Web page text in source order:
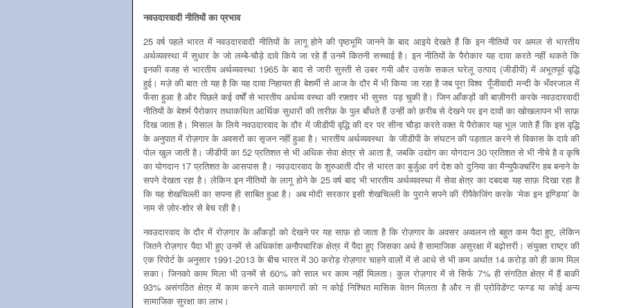
नवउदारवादी नीतियों का प्रभाव
25 वर्ष पहले भारत में नवउदारवादी नीतियों के लागू होने की पृष्ठभूमि जानने के बाद आइये देखते हैं कि इन नीतियों पर अमल से भारतीय
अर्थव्यवस्था में सुधार के जो लम्बेे-चौड़े दावे किये जा रहे हैं उनमें कितनी सच्चाई है। इन नीतियों के पैरोकार यह दावा करते नहीं थकते कि
इनकी वजह से भारतीय अर्थव्यवस्था 1965 के बाद से जारी सुस्ती से उबर गयी और उसके सकल घरेलू उत्पाद (जीडीपी) में अभूतपूर्व वृद्धि
हुई। मज़े की बात तो यह है कि यह दावा निहायत ही बेशर्मी से आज के दौर में भी किया जा रहा है जब पूरा विश्व पूँजीवादी मन्दी के भँवरजाल में
फँसा हुआ है और पिछले कई वर्षों से भारतीय अर्थव्य वस्था की रफ़्तार भी सुस्त पड़ चुकी है। जिन आँकड़ों की बाज़ीगरी करके नवउदारवादी
नीतियों के बेशर्म पैरोकार तथाकथित आर्थिक सुधारों की तारीफ़ के पुल बाँधते हैं उन्हीं को क़रीब से देखने पर इन दावों का खोखलापन भी साफ़
दिख जाता है। मिसाल के लिये नवउदारवाद के दौर में जीडीपी वृद्धि की दर पर सीना चौड़ा करते वक्त ये पैरोकार यह भूल जाते हैं कि इस वृद्धि
के अनुपात में रोज़गार के अवसरों का सृजन नहीं हुआ है। भारतीय अर्थव्यवस्था के जीडीपी के संघटन की पड़ताल करने से विकास के दावे की
पोल खुल जाती है। जीडीपी का 52 प्रतिशत से भी अधिक सेवा क्षेत्र से आता है, जबकि उद्योग का योगदान 30 प्रतिशत से भी नीचे है व कृषि
का योगदान 17 प्रतिशत के आसपास है। नवउदारवाद के शुरुआती दौर से भारत का बुर्जुआ वर्ग देश को दुनिया का मैन्युफैक्चरिंग हब बनाने के
सपने देखता रहा है। लेकिन इन नीतियों के लागू होने के 25 वर्ष बाद भी भारतीय अर्थव्यवस्था में सेवा क्षेत्र का दबदबा यह साफ़ दिखा रहा है
कि यह शेखचिल्ली का सपना ही साबित हुआ है। अब मोदी सरकार इसी शेखचिल्ली के पुराने सपने की रीपैकेजिंग करके ‘मेक इन इण्डिया’ के
नाम से ज़ोर-शोर से बेच रही है।
नवउदारवाद के दौर में रोज़गार के आँकड़ों को देखने पर यह साफ़ हो जाता है कि रोज़गार के अवसर अव्वलन तो बहुत कम पैदा हुए, लेकिन
जितने रोज़गार पैदा भी हुए उनमें से अधिकांश अनौपचारिक क्षेत्र में पैदा हुए जिसका अर्थ है साम‍ाजिक असुरक्षा में बढ़ोत्तरी। संयुक्त राष्ट्र की
एक रिपोर्ट के अनुसार 1991-2013 के बीच भारत में 30 करोड़ रोज़गार चाहने वालों में से आधे से भी कम अर्थात 14 करोड़ को ही काम मिल
सका। जिनको काम मिला भी उनमें से 60% को साल भर काम नहीं मिलता। कुल रोज़गार में से सिर्फ 7% ही संगठित क्षेत्र में हैं बाकी
93% असंगठित क्षेत्र में काम करने वाले कामगारों को न कोई निश्चित मासिक वेतन मिलता है और न ही प्रोविडेंण्ट फण्ड या कोई अन्य
सामाजिक सुरक्षा का लाभ।